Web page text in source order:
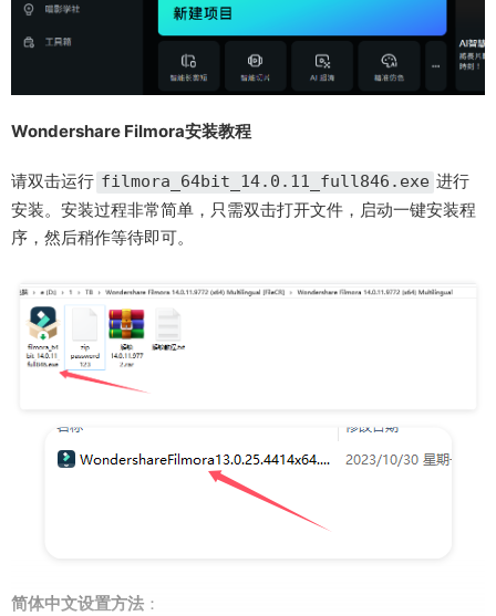
Wondershare Filmora安装教程
请双击运行 filmora_64bit_14.0.11_full846.exe 进行
安装。安装过程非常简单，只需双击打开文件，启动一键安装程
序，然后稍作等待即可。
简体中文设置方法 ：